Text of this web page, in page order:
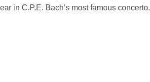
in C.P.E. Bach’s most famous concerto.